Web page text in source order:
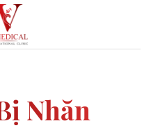
Nhăn